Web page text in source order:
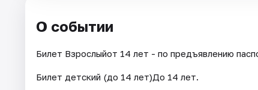
О событии
Билет Взрослыйот 14 лет - по предъявлению
Билет детский (до 14 лет)До 14 лет.